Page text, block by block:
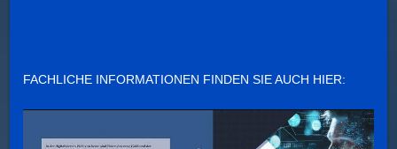
FACHLICHE INFORMATIONEN FINDEN SIE AUCH HIER: